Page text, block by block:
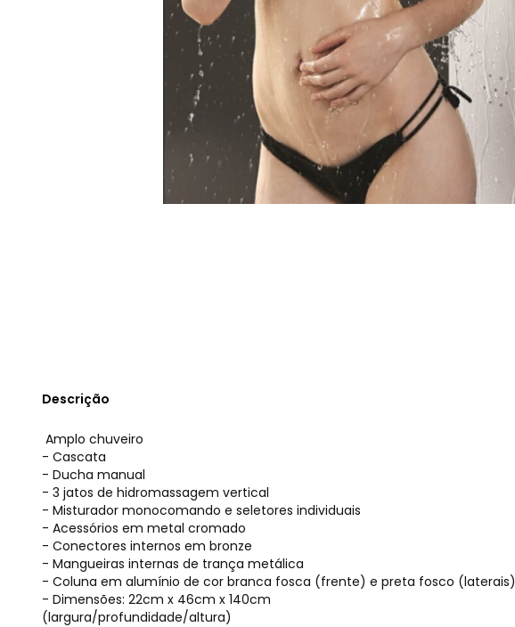
Descrição
Amplo chuveiro
- Cascata
- Ducha manual
- 3 jatos de hidromassagem vertical
- Misturador monocomando e seletores individuais
- Acessórios em metal cromado
- Conectores internos em bronze
- Mangueiras internas de trança metálica
- Coluna em alumínio de cor branca fosca (frente) e preta fosco (laterais)
- Dimensões: 22cm x 46cm x 140cm
(largura/profundidade/altura)